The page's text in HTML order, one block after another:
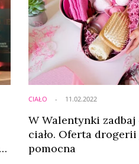
CIAŁO
W Walentynki zadbaj
ciało. Oferta
pomocna
11.02.2022